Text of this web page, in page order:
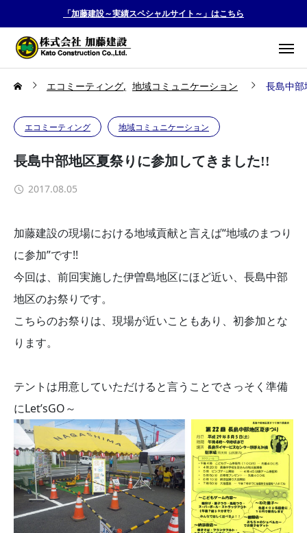
「加藤建設～実績スペシャルサイト～」はこちら
エコミーティング 地域コミュニケーション 長島中
エコミーティング 地域コミュニケーション
長島中部地区夏祭りに参加してきました!!
2017.08.05
加藤建設の現場における地域貢献と言えば“地域のまつり
に参加”です!!
今回は、前回実施した伊曽島地区にほど近い、長島中部
地区のお祭りです。
こちらのお祭りは、現場が近いこともあり、初参加とな
ります。
テントは用意していただけると言うことでさっそく準備
にLet’sGO～